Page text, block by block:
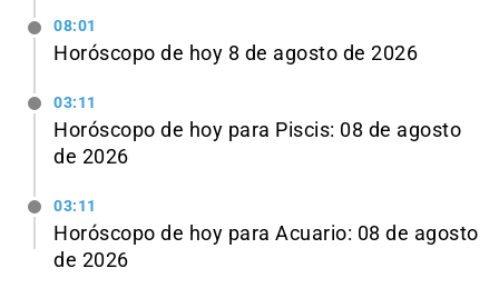
08:01
Horóscopo de hoy 8 de agosto de 2026
03:11
Horóscopo de hoy para Piscis: 08 de agosto
de 2026
03:11
Horóscopo de hoy para Acuario: 08 de agosto
de 2026